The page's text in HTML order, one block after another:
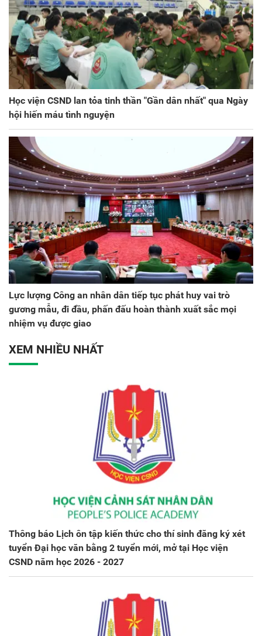
Học viện CSND lan tỏa tinh thần "Gần dân nhất" qua Ngày
hội hiến máu tình nguyện
Lực lượng Công an nhân dân tiếp tục phát huy vai trò
gương mẫu, đi đầu, phấn đấu hoàn thành xuất sắc mọi
nhiệm vụ được giao
XEM NHIỀU NHẤT
Thông báo Lịch ôn tập kiến thức cho thí sinh đăng ký xét
tuyển Đại học văn bằng 2 tuyển mới, mở tại Học viện
CSND năm học 2026 - 2027